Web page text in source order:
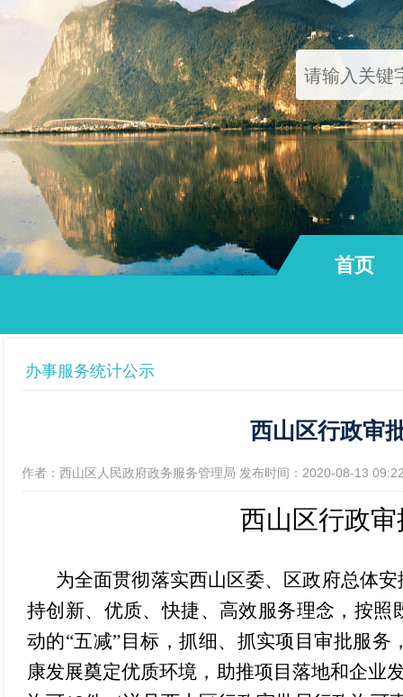
首页
政府信息公开年报
办事服务统计公示
西山区行政审
[作者：西山区人民政府政务服务管理局 发布时间：2020-08-13
西山区行政
为全面贯彻落实西山区委、区政府总体
持创新、优质、快捷、高效服务理念， 按照
动的“五减”目标，抓细、抓实项目审批服务
康发展奠定优质环境，助推项目落地和企业